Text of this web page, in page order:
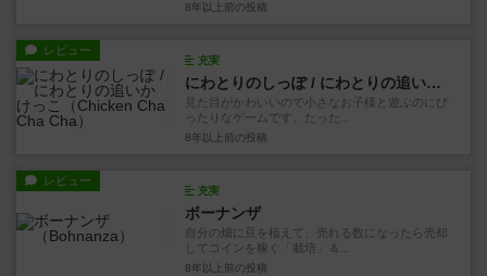
8年以上前 の投稿
レビュー
充実
にわとりのしっぽ / にわとりの追いかけっこ
見た目がかわいいので小さなお子様と遊ぶのにぴ
ったりなゲームです。たった...
8年以上前 の投稿
レビュー
充実
ボーナンザ
自分の畑に豆を植えて、売れる数になったら売却
してコインを稼ぐ「栽培」＆...
8年以上前 の投稿